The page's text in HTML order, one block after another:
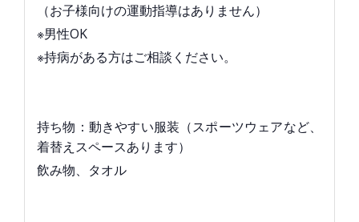
（お子様向けの運動指導はありません）
※男性OK
※持病がある方はご相談ください。
持ち物：動きやすい服装（スポーツウェアなど、
着替えスペースあります）
飲み物、タオル